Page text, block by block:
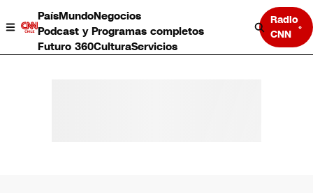
PaísMundoNegocios
Podcast y Programas completos
Futuro 360CulturaServicios
Radio
CNN